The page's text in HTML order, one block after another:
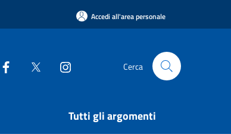
Accedi all'area personale
Cerca
Tutti gli argomenti